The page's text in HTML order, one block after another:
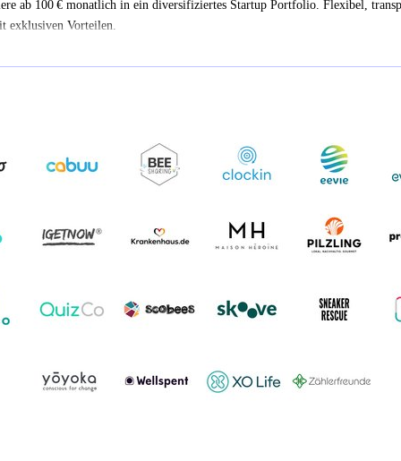
ab 100 € monatlich in ein diversifiziertes Startup Portfolio. Flexibel,
exklusiven Vorteilen.